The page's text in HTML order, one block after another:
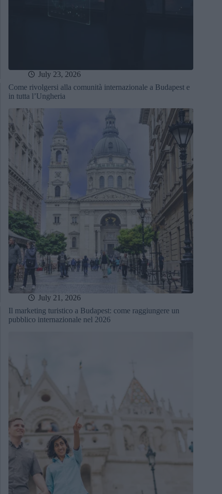
July 23, 2026
Come rivolgersi alla comunità internazionale a Budapest e
in tutta l’Ungheria
July 21, 2026
Il marketing turistico a Budapest: come raggiungere un
pubblico internazionale nel 2026